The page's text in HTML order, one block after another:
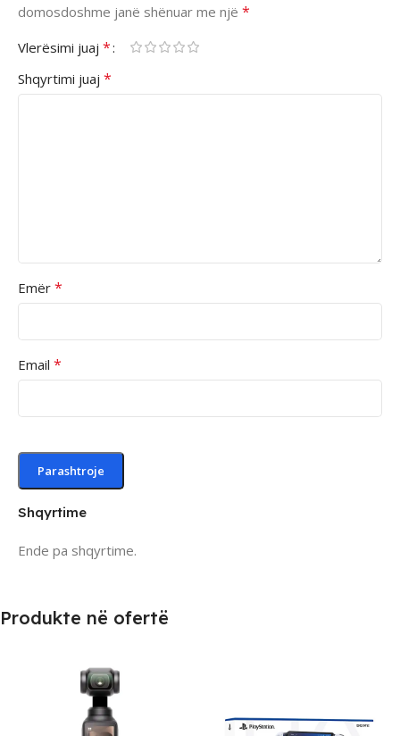
Shqyrtime
Ende pa shqyrtime.
domosdoshme janë shënuar me një *
Vlerësimi juaj *
Shqyrtimi juaj *
Emër *
Email *
Produkte në ofertë